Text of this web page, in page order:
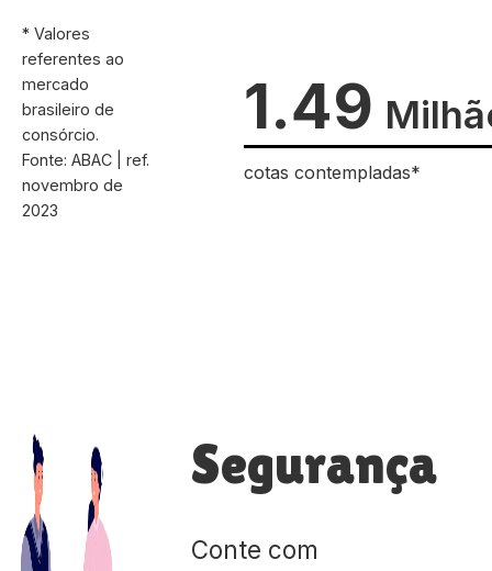
* Valores
referentes ao
mercado
brasileiro de
consórcio.
Fonte: ABAC | ref.
novembro de
2023
1.49
cotas contempladas*
Segurança
Conte com